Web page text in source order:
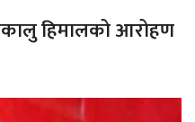
हिमालको आरोहण